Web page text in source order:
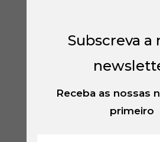
Subscreva a
Receba as nossas
primeiro